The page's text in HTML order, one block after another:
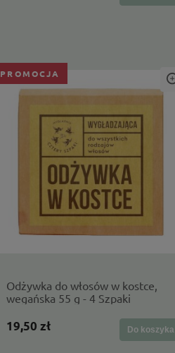
Odżywka do włosów w kostce,
wegańska 55 g - 4 Szpaki
19,50 zł Do koszyka
PROMOCJA